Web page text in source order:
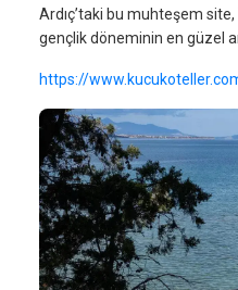
Ardıç’taki bu muhteşem
gençlik döneminin en güzel
https://